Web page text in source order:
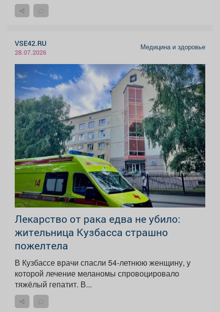
VSE42.RU
28.07.2026
Медицина и здоровье
Лекарство от рака едва не убило:
жительница Кузбасса страшно
пожелтела
В Кузбассе врачи спасли 54-летнюю женщину, у
которой лечение меланомы спровоцировало
тяжёлый гепатит. В...